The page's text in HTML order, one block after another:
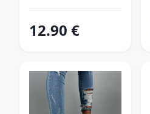
12.90 €